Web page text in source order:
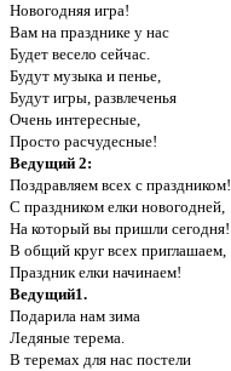
Новогодняя игра!
Вам на празднике у нас
Будет весело сейчас.
Будут музыка и пенье,
Будут игры, развлеченья
Очень интересные,
Просто расчудесные!
Ведущий 2:
Поздравляем всех с праздником!
С праздником елки новогодней,
На который вы пришли сегодня!
В общий круг всех приглашаем,
Праздник елки начинаем!
Ведущий1.
Подарила нам зима
Ледяные терема.
В теремах для нас постели